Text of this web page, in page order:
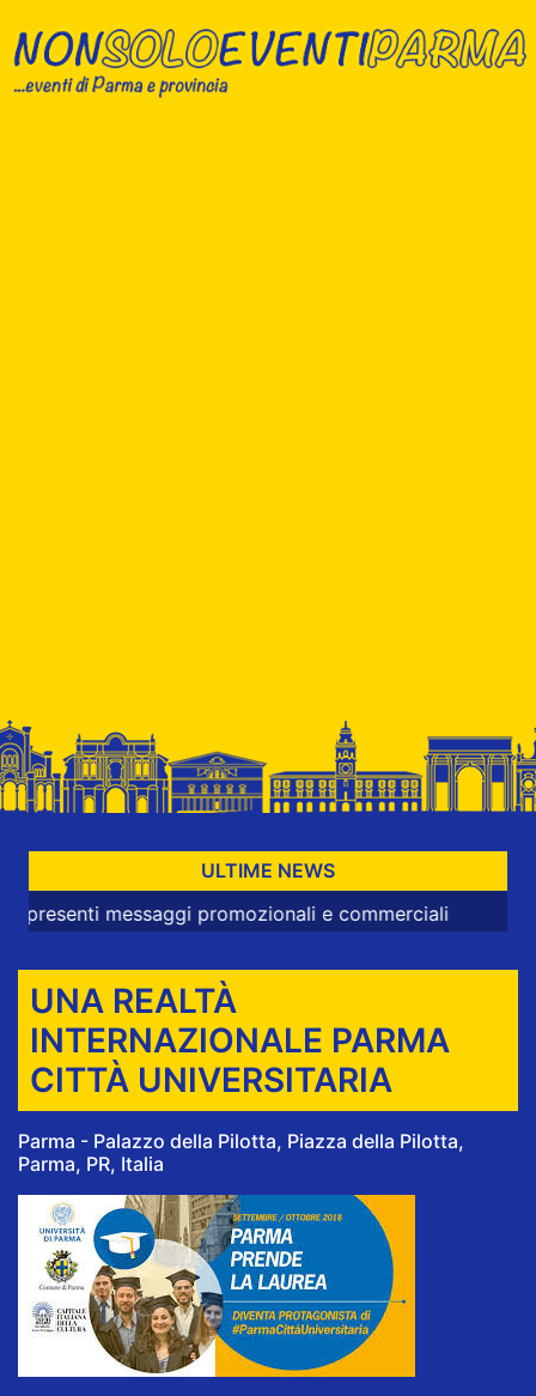
ULTIME NEWS
messaggi promozionali e commerciali
UNA REALTÀ
INTERNAZIONALE PARMA
CITTÀ UNIVERSITARIA
Parma - Palazzo della Pilotta, Piazza della Pilotta,
Parma, PR, Italia